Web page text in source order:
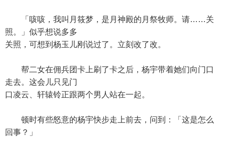
「咳咳，我叫月筱梦，是月神殿的月祭牧师。请……关
照。」似乎想说多多
关照，可想到杨玉儿刚说过了。立刻改了改。
帮二女在佣兵团卡上刷了卡之后，杨宇带着她们向门口
走去。这会儿只见门
口凌云、轩辕铃正跟两个男人站在一起。
顿时有些怒意的杨宇快步走上前去，问到：「这是怎么
回事？」